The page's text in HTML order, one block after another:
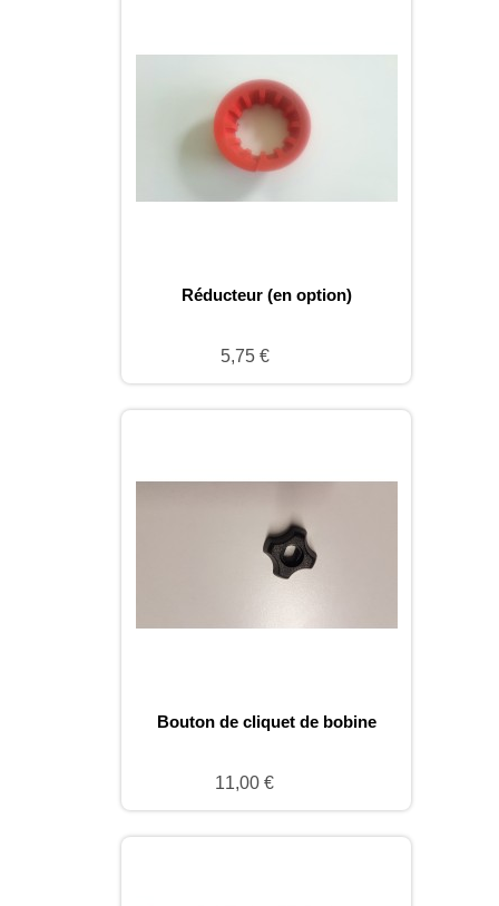
Réducteur (en option)
5,75 €
Bouton de cliquet de bobine
11,00 €